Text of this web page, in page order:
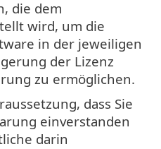
die dem
wird, um die
in der jeweiligen
der Lizenz
zu ermöglichen.
dass Sie
einverstanden
darin